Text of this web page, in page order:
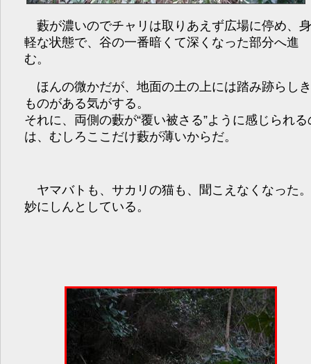
藪が濃いのでチャリは取りあえず広場に停め、
軽な状態で、谷の一番暗くて深くなった部分へ進
む。
ほんの微かだが、地面の土の上には踏み跡らし
ものがある気がする。
それに、両側の藪が“覆い被さる”ように感じられる
は、むしろここだけ藪が薄いからだ。
ヤマバトも、サカリの猫も、聞こえなくなった
妙にしんとしている。